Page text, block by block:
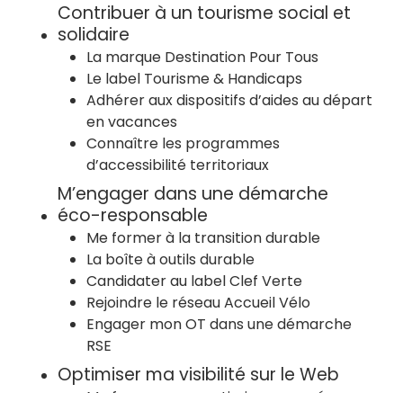
Contribuer à un tourisme social et
solidaire
La marque Destination Pour Tous
Le label Tourisme & Handicaps
Adhérer aux dispositifs d’aides au départ
en vacances
Connaître les programmes
d’accessibilité territoriaux
M’engager dans une démarche
éco-responsable
Me former à la transition durable
La boîte à outils durable
Candidater au label Clef Verte
Rejoindre le réseau Accueil Vélo
Engager mon OT dans une démarche
RSE
Optimiser ma visibilité sur le Web